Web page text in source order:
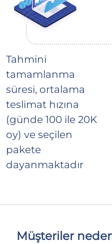
Tahmini
tamamlanma
süresi, ortalama
teslimat hızına
(günde 100 ile 20K
oy) ve seçilen
pakete
dayanmaktadır
Müşteriler